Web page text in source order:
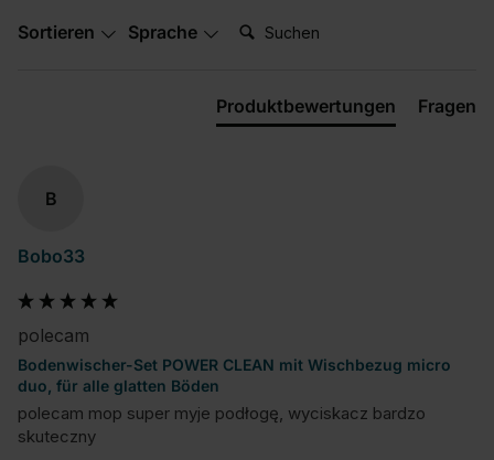
Sortieren Sprache Suchen:
Produktbewertungen Fragen
B
Bobo33
polecam
Bodenwischer-Set POWER CLEAN mit Wischbezug micro
duo, für alle glatten Böden
polecam mop super myje podłogę, wyciskacz bardzo
skuteczny